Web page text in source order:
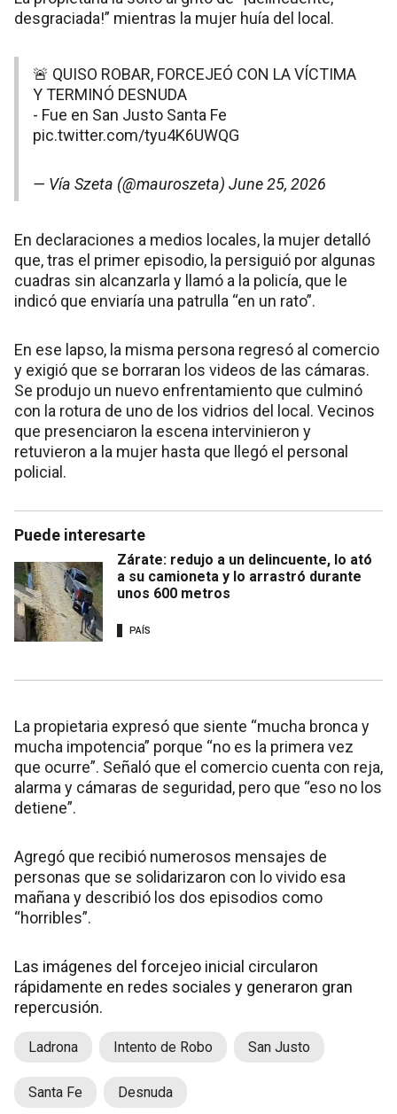
desgraciada!” mientras la mujer huía del local.
🚨 QUISO ROBAR, FORCEJEÓ CON LA VÍCTIMA
Y TERMINÓ DESNUDA
- Fue en San Justo Santa Fe
pic.twitter.com/tyu4K6UWQG
— Vía Szeta (@mauroszeta) June 25, 2026
En declaraciones a medios locales, la mujer detalló
que, tras el primer episodio, la persiguió por algunas
cuadras sin alcanzarla y llamó a la policía, que le
indicó que enviaría una patrulla “en un rato”.
En ese lapso, la misma persona regresó al comercio
y exigió que se borraran los videos de las cámaras.
Se produjo un nuevo enfrentamiento que culminó
con la rotura de uno de los vidrios del local. Vecinos
que presenciaron la escena intervinieron y
retuvieron a la mujer hasta que llegó el personal
policial.
Puede interesarte
Zárate: redujo a un delincuente, lo ató
a su camioneta y lo arrastró durante
unos 600 metros
PAÍS
La propietaria expresó que siente “mucha bronca y
mucha impotencia” porque “no es la primera vez
que ocurre”. Señaló que el comercio cuenta con reja,
alarma y cámaras de seguridad, pero que “eso no los
detiene”.
Agregó que recibió numerosos mensajes de
personas que se solidarizaron con lo vivido esa
mañana y describió los dos episodios como
“horribles”.
Las imágenes del forcejeo inicial circularon
rápidamente en redes sociales y generaron gran
repercusión.
Ladrona Intento de Robo San Justo
Santa Fe Desnuda